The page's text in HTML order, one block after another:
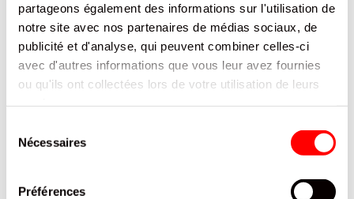
partageons également des informations sur l'utilisation de
notre site avec nos partenaires de médias sociaux, de
publicité et d'analyse, qui peuvent combiner celles-ci
avec d'autres informations que vous leur avez fournies
ou qu'ils ont collectées lors de votre utilisation de leurs
Nécessaires
Préférences
MADELONS EXTRA MOELLEUX PÉPITES DE CHOCOLAT KER
CADELAC BARQUETTE 80 G / 32